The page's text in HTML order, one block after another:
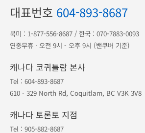
대표번호 604-893-8687
북미 : 1-877-556-8687 / 한국 : 070-7883-0093
연중무휴 · 오전 9시 - 오후 9시 (밴쿠버 기준)
캐나다 코퀴틀람 본사
Tel : 604-893-8687
610 - 329 North Rd, Coquitlam, BC V3K 3V8
캐나다 토론토 지점
Tel : 905-882-8687